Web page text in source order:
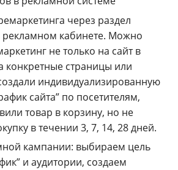
через раздел
рекламном кабинете. Можно
не только на сайт в
конкретные страницы или
индивидуализированную
сайта” по посетителям,
товар в корзину, но не
в течении 3, 7, 14, 28 дней.
кампании: выбираем цель
и аудитории, создаем